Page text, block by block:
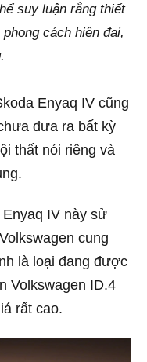
suy luận rằng thiết
cách hiện đại,
Enyaq IV cũng
đưa ra bất kỳ
thất nói riêng và
IV này sử
cung
là loại đang được
Volkswagen ID.4
rất cao.